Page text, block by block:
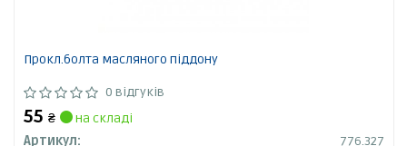
Прокл.болта масляного піддону
0 відгуків
55 ₴
на складі
Артикул:
776.327